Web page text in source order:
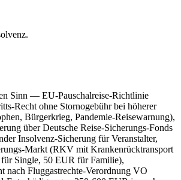
Sinn — EU-Pauschalreise-Richtlinie
Recht ohne Stornogebühr bei höherer
Bürgerkrieg, Pandemie-Reisewarnung),
über Deutsche Reise-Sicherungs-Fonds
Insolvenz-Sicherung für Veranstalter,
Markt (RKV mit Krankenrücktransport
Single, 50 EUR für Familie),
nach Fluggastrechte-Verordnung VO